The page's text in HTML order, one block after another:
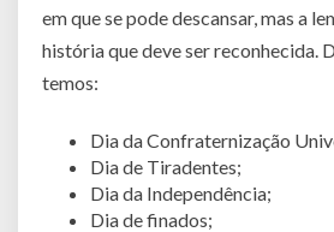
em que se pode descansar, mas a
história que deve ser reconhecida.
temos:
Dia da Confraternização
Dia de Tiradentes;
Dia da Independência;
Dia de finados;